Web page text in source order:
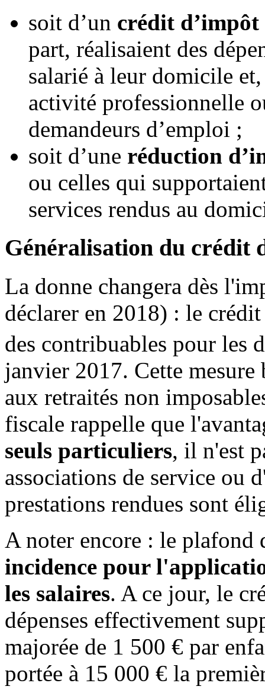
soit d’un crédit d’impôt
part, réalisaient des
salarié à leur domicile
activité professionnelle
demandeurs d’emploi ;
soit d’une réduction
ou celles qui
services rendus au
Généralisation du crédit
La donne changera dès
déclarer en 2018) : le
des contribuables pour les
janvier 2017. Cette
aux retraités non
fiscale rappelle que
seuls particuliers, il n'est
associations de service ou
prestations rendues sont
A noter encore : le
incidence pour
les salaires. A ce jour, le
dépenses effectivement
majorée de 1 500 € par
portée à 15 000 € la